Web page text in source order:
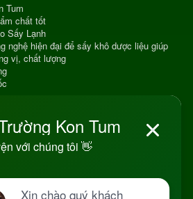
Tum
chất tốt
Sấy Lạnh
nghệ hiện đại để sấy khô dược liệu giúp
vị, chất lượng
Cấp tại Kon Tum.
HKD
cơ sở Nguyễn Nhật Trường